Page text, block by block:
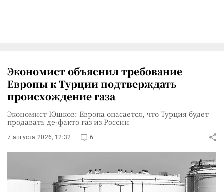
Экономист объяснил требование
Европы к Турции подтверждать
происхождение газа
Экономист Юшков: Европа опасается, что Турция будет
продавать де-факто газ из России
7 августа 2026, 12:32 6